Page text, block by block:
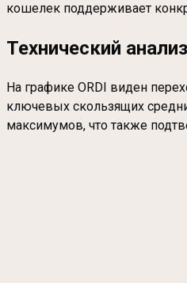
кошелек поддерживает
Технический
На графике ORDI виден
ключевых скользящих
максимумов, что также